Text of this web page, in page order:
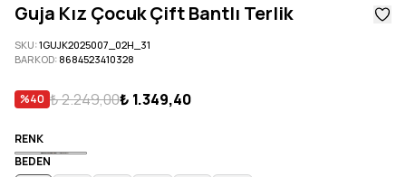
Guja Kız Çocuk Çift Bantlı Terlik
SKU:1GUJK2025007_02H_31
BARKOD: 8684523410328
%40 ₺ 2.249,00₺ 1.349,40
RENK
BEDEN